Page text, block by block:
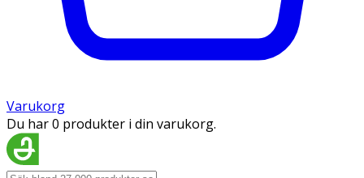
Varukorg
Du har 0 produkter i din varukorg.